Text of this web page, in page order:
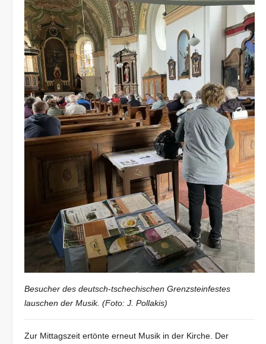
Besucher des deutsch-tschechischen Grenzsteinfestes
lauschen der Musik. (Foto: J. Pollakis)
Zur Mittagszeit ertönte erneut Musik in der Kirche. Der